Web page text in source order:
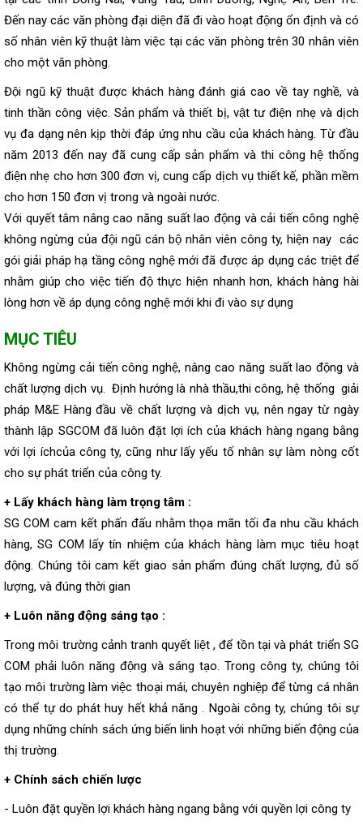
Đến nay các văn phòng đại diện đã đi vào hoạt động ổn định và có
số nhân viên kỹ thuật làm việc tại các văn phòng trên 30 nhân viên
cho một văn phòng.
Đội ngũ kỹ thuật được khách hàng đánh giá cao về tay nghề, và
tinh thần công việc. Sản phẩm và thiết bị, vật tư điện nhẹ và dịch
vụ đa dạng nên kịp thời đáp ứng nhu cầu của khách hàng. Từ đầu
năm 2013 đến nay đã cung cấp sản phẩm và thi công hệ thống
điện nhẹ cho hơn 300 đơn vị, cung cấp dịch vụ thiết kế, phần mềm
cho hơn 150 đơn vị trong và ngoài nước.
Với quyết tâm nâng cao năng suất lao động và cải tiến công nghệ
không ngừng của đội ngũ cán bộ nhân viên công ty, hiện nay các
gói giải pháp hạ tầng công nghệ mới đã được áp dụng các triệt để
nhằm giúp cho việc tiến độ thực hiện nhanh hơn, khách hàng hài
lòng hơn về áp dụng công nghệ mới khi đi vào sự dụng
MỤC TIÊU
Không ngừng cải tiến công nghệ, nâng cao năng suất lao động và
chất lượng dịch vụ. Định hướng là nhà thầu,thi công, hệ thống giải
pháp M&E Hàng đầu về chất lượng và dịch vụ, nên ngay từ ngày
thành lập SGCOM đã luôn đặt lợi ích của khách hàng ngang bằng
với lợi íchcủa công ty, cũng như lấy yếu tố nhân sự làm nòng cốt
cho sự phát triển của công ty.
+ Lấy khách hàng làm trọng tâm :
SG COM cam kết phấn đấu nhằm thọa mãn tối đa nhu cầu khách
hàng, SG COM lấy tín nhiệm của khách hàng làm mục tiêu hoạt
động. Chúng tôi cam kết giao sản phẩm đúng chất lượng, đủ số
lượng, và đúng thời gian
+ Luôn năng động sáng tạo :
Trong môi trường cảnh tranh quyết liệt , để tồn tại và phát triển SG
COM phải luôn năng động và sáng tạo. Trong công ty, chúng tôi
tạo môi trường làm việc thoại mái, chuyên nghiệp để từng cá nhân
có thể tự do phát huy hết khả năng . Ngoài công ty, chúng tôi sự
dụng những chính sách ứng biến linh hoạt với những biến động của
thị trường.
+ Chính sách chiến lược
- Luôn đặt quyền lợi khách hàng ngang bằng với quyền lợi công ty